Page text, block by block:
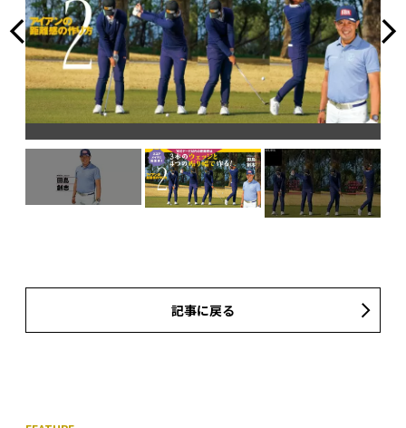
記事に戻る